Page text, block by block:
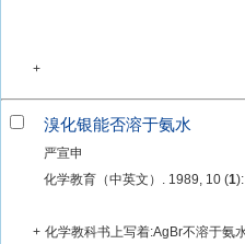
+
溴化银能否溶于氨水
严宣申
化学教育（中英文）. 1989, 10 (1
+ 化学教科书上写着:AgBr不溶于氨